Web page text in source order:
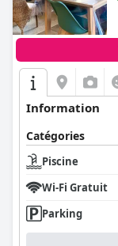
Information
Catégories
Piscine
Wi-Fi Gratuit
Parking